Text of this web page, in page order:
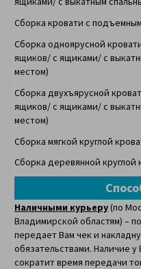
Сборка кровати с
Сборка одноярусной
ящиков/ с ящиками/ с
местом)
Сборка двухъярусной
ящиков/ с ящиками/ с
местом)
Сборка мягкой круглой
Сборка деревянной круглой
Наличными курьеру(по
Владимирской областям) –
передает Вам чек и
обязательствами. Наличие
сократит время передачи